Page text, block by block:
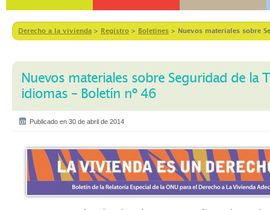
Derecho a la vivienda > Registro > Boletines > Nuevos materiales sobre
Nuevos materiales sobre Seguridad de la
idiomas – Boletín nº 46
Publicado en 30 de abril de 2014